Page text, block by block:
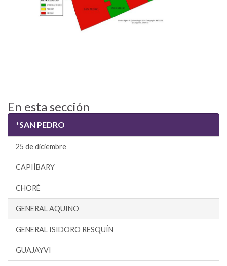
En esta sección
*SAN PEDRO
25 de diciembre
CAPIÍBARY
CHORÉ
GENERAL AQUINO
GENERAL ISIDORO RESQUÍN
GUAJAYVI